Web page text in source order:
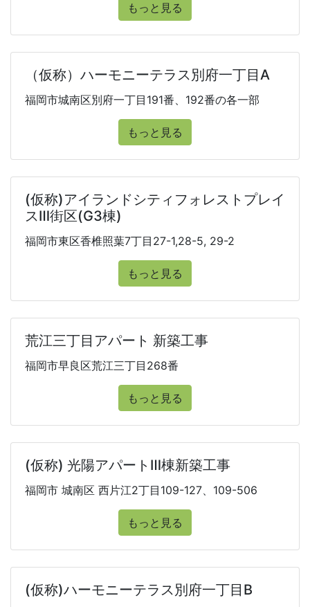
もっと見る
（仮称）ハーモニーテラス別府一丁目A
福岡市城南区別府一丁目191番、192番の各一部
もっと見る
(仮称)アイランドシティフォレストプレイ
スⅢ街区(G3棟)
福岡市東区香椎照葉7丁目27-1,28-5, 29-2
もっと見る
荒江三丁目アパート 新築工事
福岡市早良区荒江三丁目268番
もっと見る
(仮称) 光陽アパートⅢ棟新築工事
福岡市 城南区 西片江2丁目109-127、109-506
もっと見る
(仮称)ハーモニーテラス別府一丁目B